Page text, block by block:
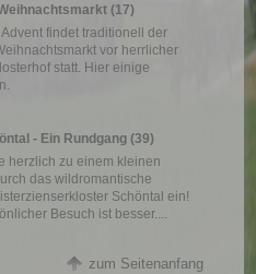
(17)
Advent findet traditionell der
vor herrlicher
statt. Hier einige
- Ein Rundgang (39)
herzlich zu einem kleinen
das wildromantische
Schöntal ein!
Besuch ist besser....
zum Seitenanfang